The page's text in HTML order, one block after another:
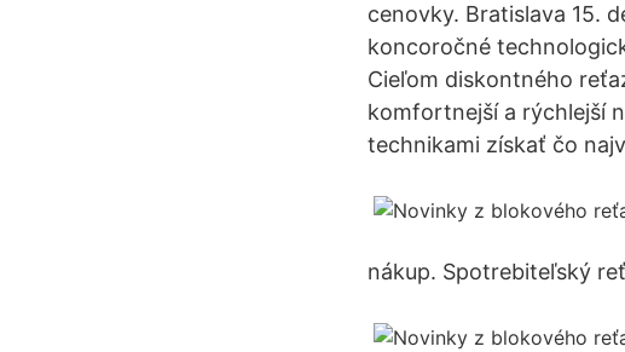
cenovky. Bratislava 15.
koncoročné
Cieľom diskontného
komfortnejší a rýchlejší
technikami získať čo
nákup. Spotrebiteľský